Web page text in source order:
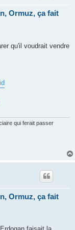
Ormuz, ça fait
qu'il voudrait vendre
qui ferait passer
Ormuz, ça fait